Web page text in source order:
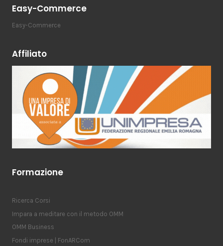
Easy-Commerce
Easy-Commerce
Affiliato
Formazione
Ricerca Corsi
Impara a meditare con il metodo OMM
OMM Business
Fondi imprese | FonARCom